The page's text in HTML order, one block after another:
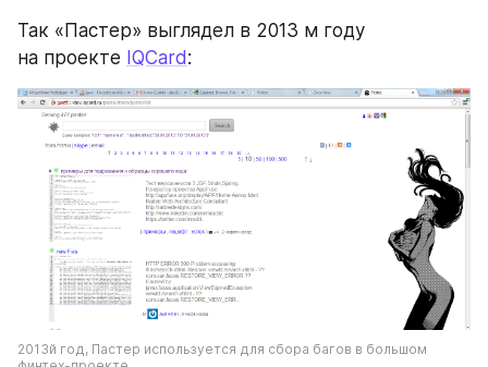
Так «Пастер» выглядел в 2013 м году
на проекте IQCard :
2013й год, Пастер используется для сбора багов в большом